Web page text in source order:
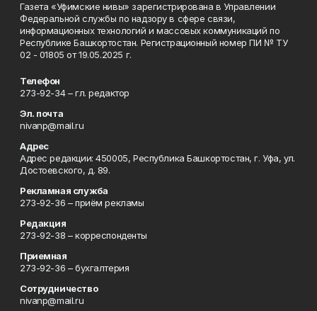
Газета «Уфимские нивы» зарегистрирована в Управлении
Федеральной службы по надзору в сфере связи,
информационных технологий и массовых коммуникаций по
Республике Башкортостан. Регистрационный номер ПИ № ТУ
02 - 01805 от 19.05.2025 г.
Телефон
273-92-34 – гл. редактор
Эл. почта
nivanp@mail.ru
Адрес
Адрес редакции: 450005, Республика Башкортостан, г. Уфа, ул.
Достоевского, д. 89.
Рекламная служба
273-92-36 – приём рекламы
Редакция
273-92-38 – корреспонденты
Приемная
273-92-36 – бухгалтерия
Сотрудничество
nivanp@mail.ru